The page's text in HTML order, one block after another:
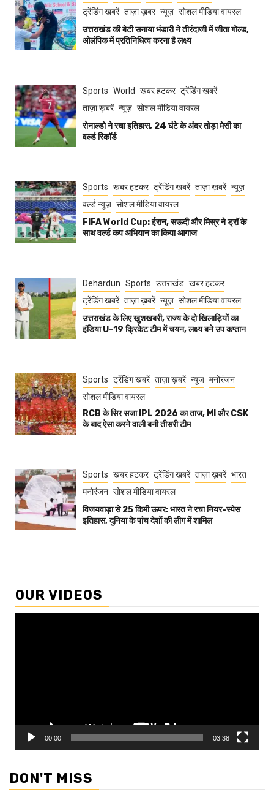
ट्रेंडिंग खबरें ताज़ा ख़बर न्यूज़ सोशल मीडिया वायरल
उत्तराखंड की बेटी सनाया भंडारी ने तीरंदाजी में जीता गोल्ड,
ओलंपिक में प्रतिनिधित्व करना है लक्ष्य
Sports World खबर हटकर ट्रेंडिंग खबरें
ताज़ा ख़बरें न्यूज़ सोशल मीडिया वायरल
रोनाल्डो ने रचा इतिहास, 24 घंटे के अंदर तोड़ा मेसी का
वर्ल्ड रिकॉर्ड
Sports खबर हटकर ट्रेंडिंग खबरें ताज़ा ख़बरें न्यूज़
वर्ल्ड न्यूज़ सोशल मीडिया वायरल
FIFA World Cup: ईरान, सऊदी और मिस्र ने ड्रॉ के
साथ वर्ल्ड कप अभियान का किया आगाज
Dehardun Sports उत्तराखंड खबर हटकर
ट्रेंडिंग खबरें ताज़ा ख़बरें न्यूज़ सोशल मीडिया वायरल
उत्तराखंड के लिए खुशखबरी, राज्य के दो खिलाड़ियों का
इंडिया U-19 क्रिकेट टीम में चयन, लक्ष्य बने उप कप्तान
Sports ट्रेंडिंग खबरें ताज़ा ख़बरें न्यूज़ मनोरंजन
सोशल मीडिया वायरल
RCB के सिर सजा IPL 2026 का ताज, MI और CSK
के बाद ऐसा करने वाली बनी तीसरी टीम
Sports खबर हटकर ट्रेंडिंग खबरें ताज़ा ख़बरें भारत
मनोरंजन सोशल मीडिया वायरल
विजयवाड़ा से 25 किमी ऊपर: भारत ने रचा नियर-स्पेस
इतिहास, दुनिया के पांच देशों की लीग में शामिल
OUR VIDEOS
00:00 03:38
DON'T MISS